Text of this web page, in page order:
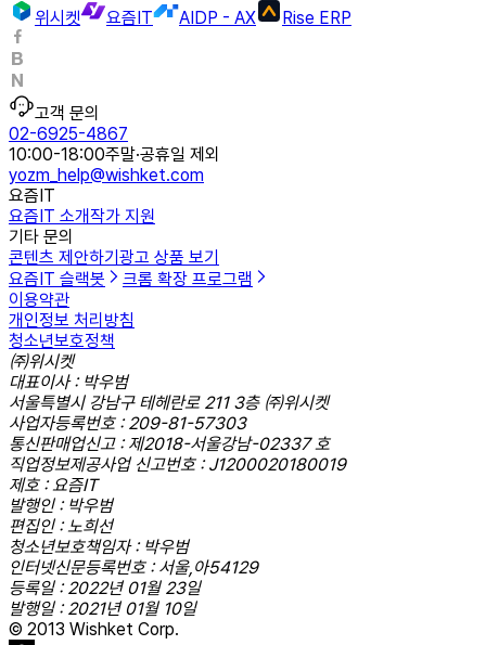
위시켓
요즘IT AIDP - AX Rise ERP
고객 문의
02-6925-4867
10:00-18:00주말·공휴일 제외
yozm_help@wishket.com
요즘IT
요즘IT 소개작가 지원
기타 문의
콘텐츠 제안하기 광고 상품 보기
요즘IT 슬랙봇
크롬 확장 프로그램
이용약관
개인정보 처리방침
청소년보호정책
㈜위시켓
대표이사 : 박우범
서울특별시 강남구 테헤란로 211 3층 ㈜위시켓
사업자등록번호 : 209-81-57303
통신판매업신고 : 제2018-서울강남-02337 호
직업정보제공사업 신고번호 : J1200020180019
제호 : 요즘IT
발행인 : 박우범
편집인 : 노희선
청소년보호책임자 : 박우범
인터넷신문등록번호 : 서울,아54129
등록일 : 2022년 01월 23일
발행일 : 2021년 01월 10일
© 2013 Wishket Corp.